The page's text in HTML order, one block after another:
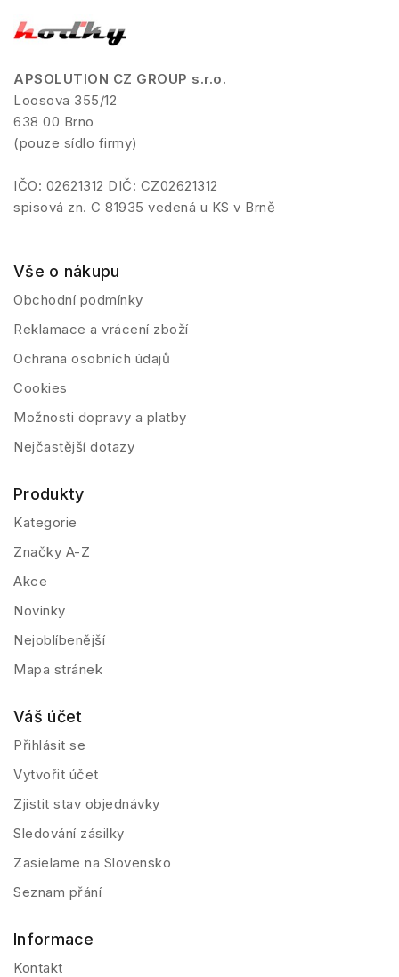
APSOLUTION CZ GROUP s.r.o.
Loosova 355/12
638 00 Brno
(pouze sídlo firmy)
IČO: 02621312 DIČ: CZ02621312
spisová zn. C 81935 vedená u KS v Brně
Vše o nákupu
Obchodní podmínky
Reklamace a vrácení zboží
Ochrana osobních údajů
Cookies
Možnosti dopravy a platby
Nejčastější dotazy
Produkty
Kategorie
Značky A-Z
Akce
Novinky
Nejoblíbenější
Mapa stránek
Váš účet
Přihlásit se
Vytvořit účet
Zjistit stav objednávky
Sledování zásilky
Zasielame na Slovensko
Seznam přání
Informace
Kontakt